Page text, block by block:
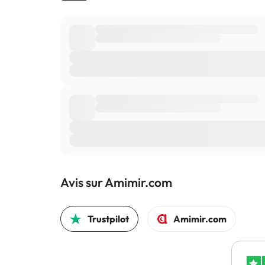
Avis sur Amimir.com
Trustpilot Amimir.com